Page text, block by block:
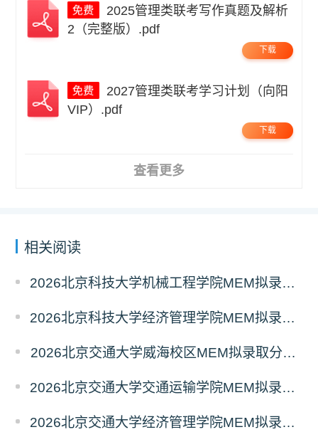
2（完整版）.pdf
下载
VIP）.pdf
下载
查看更多
相关阅读
2026北京科技大学机械工程学院MEM拟录取分析解读
2026北京科技大学经济管理学院MEM拟录取分析解读
2026北京交通大学威海校区MEM拟录取分析解读
2026北京交通大学交通运输学院MEM拟录取分析解读
2026北京交通大学经济管理学院MEM拟录取分析解读